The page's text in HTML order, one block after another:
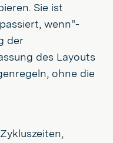
Sie ist
wenn"-
der
des Layouts
ohne die